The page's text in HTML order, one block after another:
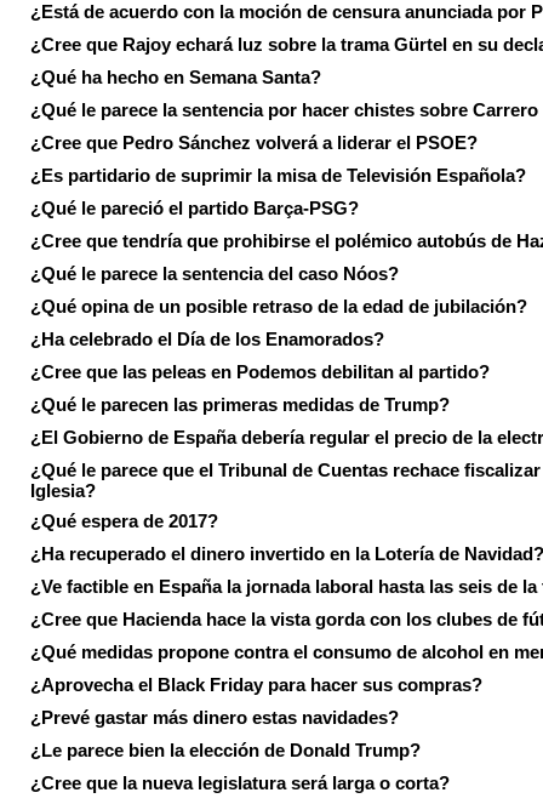
¿Está de acuerdo con la moción de censura anunciada por
¿Cree que Rajoy echará luz sobre la trama Gürtel en su
¿Qué ha hecho en Semana Santa?
¿Qué le parece la sentencia por hacer chistes sobre
¿Cree que Pedro Sánchez volverá a liderar el PSOE?
¿Es partidario de suprimir la misa de Televisión Española?
¿Qué le pareció el partido Barça-PSG?
¿Cree que tendría que prohibirse el polémico autobús de
¿Qué le parece la sentencia del caso Nóos?
¿Qué opina de un posible retraso de la edad de jubilación?
¿Ha celebrado el Día de los Enamorados?
¿Cree que las peleas en Podemos debilitan al partido?
¿Qué le parecen las primeras medidas de Trump?
¿El Gobierno de España debería regular el precio de la
¿Qué le parece que el Tribunal de Cuentas rechace fiscalizar
Iglesia?
¿Qué espera de 2017?
¿Ha recuperado el dinero invertido en la Lotería de Navidad?
¿Ve factible en España la jornada laboral hasta las seis de la
¿Cree que Hacienda hace la vista gorda con los clubes de
¿Qué medidas propone contra el consumo de alcohol en
¿Aprovecha el Black Friday para hacer sus compras?
¿Prevé gastar más dinero estas navidades?
¿Le parece bien la elección de Donald Trump?
¿Cree que la nueva legislatura será larga o corta?